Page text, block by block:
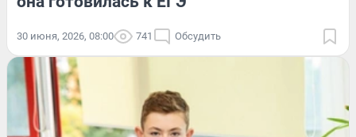
30 июня, 2026, 08:00 741 Обсудить